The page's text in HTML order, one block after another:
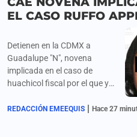
EL CASO RUFFO
Detienen en la CDMX a
Guadalupe "N", novena
implicada en el caso de
huachicol fiscal por el que ya
Ruffo Appel y otros siete
REDACCIÓN EMEEQUIS | Hace 27